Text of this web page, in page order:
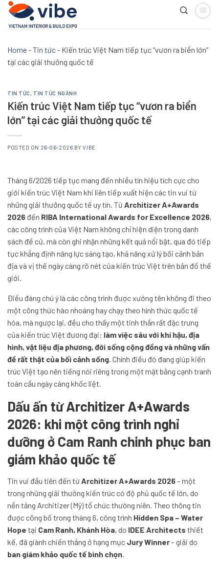
Skip
content
Home-Tin tức- Kiến trúc Việt Nam tiếp tục “vươn ra biển lớn”
tại các giải thưởng quốc tế
TIN TỨC , TIN TỨC NGÀNH
Kiến trúc Việt Nam tiếp tục “vươn ra biển
lớn” tại các giải thưởng quốc tế
POSTED ON 26-06-2026 BYVIBE
Tháng 6/2026 tiếp tục mang đến nhiều tín hiệu tích cực cho
giới kiến trúc Việt Nam khi liên tiếp xuất hiện các tin vui từ
những giải thưởng quốc tế uy tín. Từ Architizer A+Awards
2026 đến RIBA International Awards for Excellence 2026,
các công trình của Việt Nam không chỉ hiện diện trong danh
sách đề cử, mà còn ghi nhận những kết quả nổi bật, qua đó tiếp
tục khẳng định năng lực sáng tạo, khả năng xử lý bối cảnh bản
địa và vị thế ngày càng rõ nét của kiến trúc Việt trên bản đồ thế
giới.
Điều đáng chú ý là các công trình được xướng tên không đi theo
một công thức hào nhoáng hay chạy theo hình thức quốc tế
hóa, mà ngược lại, đều cho thấy một tinh thần rất đặc trưng
của kiến trúc Việt đương đại: làm việc sâu với khí hậu, địa
hình, vật liệu địa phương, đời sống cộng đồng và những vấn
đề rất thật của bối cảnh sống . Chính điều đó đang giúp kiến
trúc Việt tạo nên tiếng nói riêng trong một mặt bằng cạnh tranh
toàn cầu ngày càng khốc liệt.
Dấu ấn từ Architizer A+Awards
2026: khi một công trình nghỉ
dưỡng ở Cam Ranh chinh phục ban
giám khảo quốc tế
Tin vui đầu tiên đến từ Architizer A+Awards 2026– một
trong những giải thưởng kiến trúc có độ phủ quốc tế lớn, do
nền tảng Architizer (Mỹ) tổ chức thường niên. Theo thông tin
được công bố trong tháng 6, công trình Hidden Spa – Water
Hope tại Cam Ranh, Khánh Hòa, do IDEE Architects thiết
kế, đã giành chiến thắng ở hạng mục Jury Winner– giải do
ban giám khảo quốc tế bình chọn